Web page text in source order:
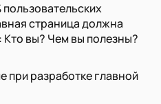
страница должна
Кто вы? Чем вы полезны?
при разработке главной